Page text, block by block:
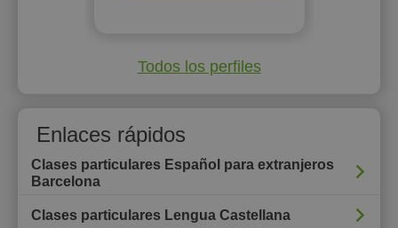
Todos los perfiles
Enlaces rápidos
Clases particulares Español para extranjeros
Barcelona
Clases particulares Lengua Castellana